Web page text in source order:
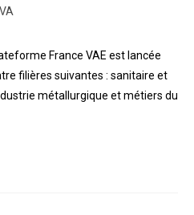
France VAE est lancée
filières suivantes : sanitaire et
métallurgique et métiers du